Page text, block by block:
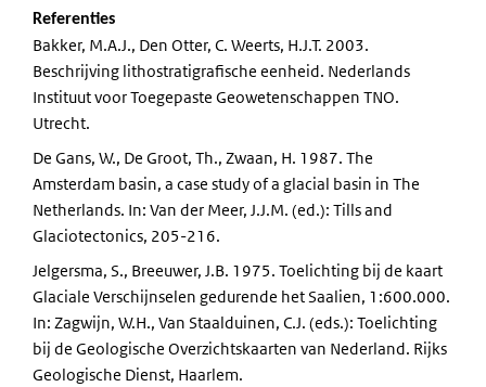
Referenties
Bakker, M.A.J., Den Otter, C. Weerts, H.J.T. 2003.
Beschrijving lithostratigrafische eenheid. Nederlands
Instituut voor Toegepaste Geowetenschappen TNO.
Utrecht.
De Gans, W., De Groot, Th., Zwaan, H. 1987. The
Amsterdam basin, a case study of a glacial basin in The
Netherlands. In: Van der Meer, J.J.M. (ed.): Tills and
Glaciotectonics, 205-216.
Jelgersma, S., Breeuwer, J.B. 1975. Toelichting bij de kaart
Glaciale Verschijnselen gedurende het Saalien, 1:600.000.
In: Zagwijn, W.H., Van Staalduinen, C.J. (eds.): Toelichting
bij de Geologische Overzichtskaarten van Nederland. Rijks
Geologische Dienst, Haarlem.